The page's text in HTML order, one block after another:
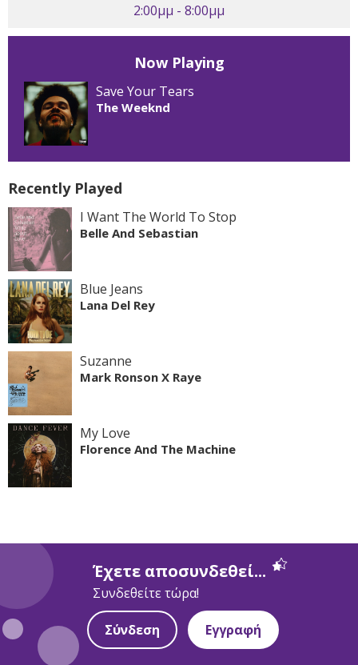
2:00μμ - 8:00μμ
Now Playing
Save Your Tears
The Weeknd
Recently Played
I Want The World To Stop
Belle And Sebastian
Blue Jeans
Lana Del Rey
Suzanne
Mark Ronson X Raye
My Love
Florence And The Machine
Έχετε αποσυνδεθεί...
Συνδεθείτε τώρα!
Σύνδεση Εγγραφή